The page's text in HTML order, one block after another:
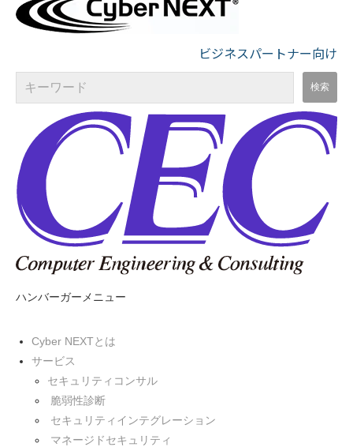
ビジネスパートナー向け
ハンバーガーメニュー
Cyber NEXTとは
サービス
セキュリティコンサル
脆弱性診断
セキュリティインテグレーション
マネージドセキュリティ